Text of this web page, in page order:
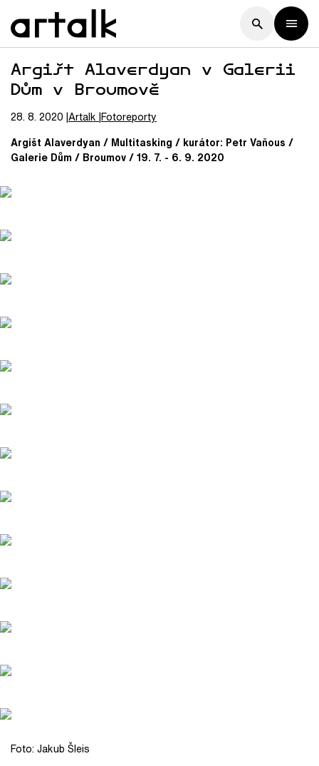
Argišt Alaverdyan v Galerii
Dům v Broumově
28. 8. 2020 Artalk Fotoreporty
Argišt Alaverdyan / Multitasking / kurátor: Petr Vaňous /
Galerie Dům / Broumov / 19. 7. - 6. 9. 2020
Foto: Jakub Šleis